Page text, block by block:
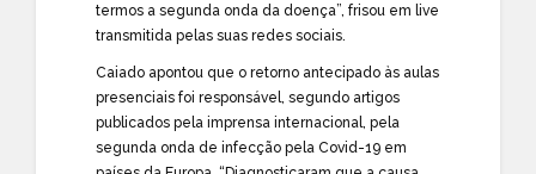
termos a segunda onda da doença”, frisou em live
transmitida pelas suas redes sociais.
Caiado apontou que o retorno antecipado às aulas
presenciais foi responsável, segundo artigos
publicados pela imprensa internacional, pela
segunda onda de infecção pela Covid-19 em